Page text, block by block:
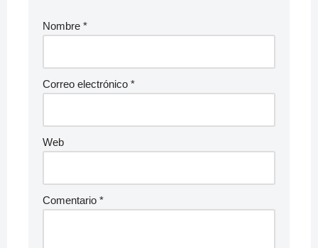
Nombre *
Correo electrónico *
Web
Comentario *